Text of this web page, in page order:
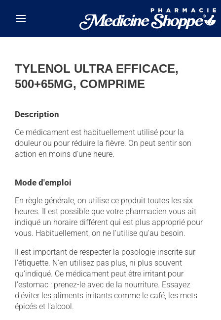
TYLENOL ULTRA EFFICACE,
500+65MG, COMPRIME
Description
Ce médicament est habituellement utilisé pour la
douleur ou pour réduire la fièvre. On peut sentir son
action en moins d'une heure.
Mode d'emploi
En règle générale, on utilise ce produit toutes les six
heures. Il est possible que votre pharmacien vous ait
indiqué un horaire différent qui est plus approprié pour
vous. Habituellement, on ne l'utilise qu'au besoin.
Il est important de respecter la posologie inscrite sur
l'étiquette. N'en utilisez pas plus, ni plus souvent
qu'indiqué. Ce médicament peut être irritant pour
l'estomac : prenez-le avec de la nourriture. Essayez
d'éviter les aliments irritants comme le café, les mets
épicés et l'alcool.